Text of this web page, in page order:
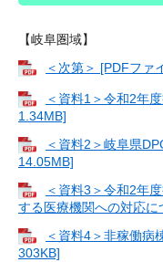
【岐阜圏域】
＜次第＞ [PDFファ
＜資料1＞令和2年
1.34MB]
＜資料2＞岐阜県
14.05MB]
＜資料3＞令和2年
する医療機関への対応
＜資料4＞非稼働病
303KB]